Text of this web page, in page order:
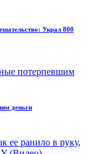
Украл 800
деньги